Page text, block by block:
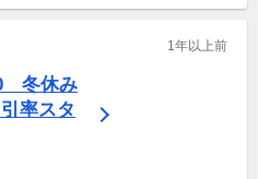
1年以上前
冬休み
率スタ